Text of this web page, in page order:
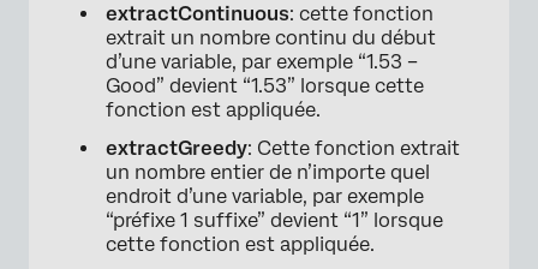
extractContinuous: cette fonction
extrait un nombre continu du début
d’une variable, par exemple “1.53 –
Good” devient “1.53” lorsque cette
fonction est appliquée.
extractGreedy: Cette fonction extrait
un nombre entier de n’importe quel
endroit d’une variable, par exemple
“préfixe 1 suffixe” devient “1” lorsque
cette fonction est appliquée.